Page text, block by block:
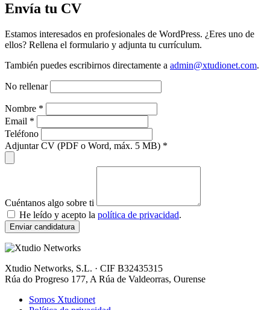
Envía tu CV
Estamos interesados en profesionales de WordPress. ¿Eres uno de
ellos? Rellena el formulario y adjunta tu currículum.
También puedes escribirnos directamente a admin@xtudionet.com.
No rellenar
Nombre *
Email *
Teléfono
Adjuntar CV (PDF o Word, máx. 5 MB) *
Cuéntanos algo sobre ti
He leído y acepto la política de privacidad.
Enviar candidatura
Xtudio Networks, S.L. · CIF B32435315
Rúa do Progreso 177, A Rúa de Valdeorras, Ourense
Somos Xtudionet